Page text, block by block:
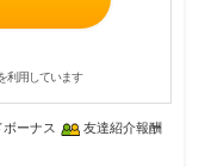
利用しています
ボーナス 友達紹介報酬